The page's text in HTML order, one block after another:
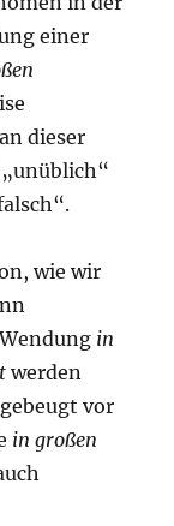
einer
dieser
wie wir
in
werden
vor
in großen